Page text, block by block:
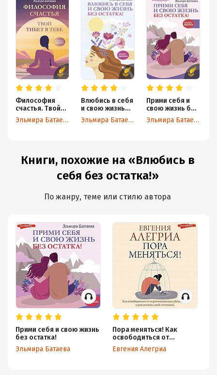
Философия
счастья. Твой
Тибет в тебе
Эльмира Батаева
Влюбись в себя
и свою жизнь
без остатка!
Эльмира Батаева
Прими себя и
свою жизнь без
остатка!
Эльмира Батаева
Книги, похожие на «Влюбись в
себя без остатка!»
По жанру, теме или стилю автора
Прими себя и свою жизнь
без остатка!
Эльмира Батаева
Пора меняться! Как
освободиться от
ограничивающих
убеждений и
Евгения Алегриа